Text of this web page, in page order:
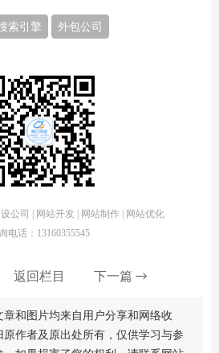
索引擎 外包公司
公司 | 网站开发 | 网站制作 | 网站优化
电话：13160355545
返回栏目 下一篇
和图片均来自用户分享和网络收
作者及原出处所有，仅供学习与参